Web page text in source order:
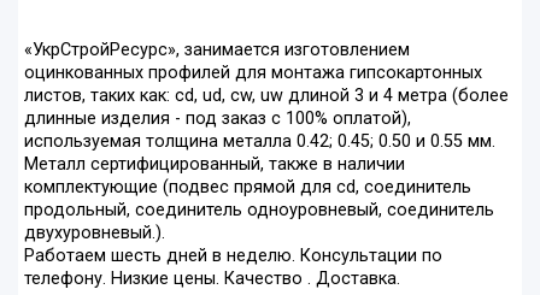
«УкрСтройРесурс», занимается изготовлением
оцинкованных профилей для монтажа гипсокартонных
листов, таких как: cd, ud, cw, uw длиной 3 и 4 метра (более
длинные изделия - под заказ с 100% оплатой),
используемая толщина металла 0.42; 0.45; 0.50 и 0.55 мм.
Металл сертифицированный, также в наличии
комплектующие (подвес прямой для cd, соединитель
продольный, соединитель одноуровневый, соединитель
двухуровневый.).
Работаем шесть дней в неделю. Консультации по
телефону. Низкие цены. Качество . Доставка.